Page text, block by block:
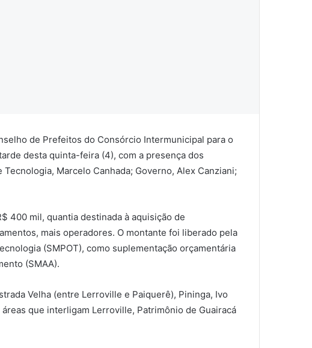
de Prefeitos do Consórcio Intermunicipal para o
desta quinta-feira (4), com a presença dos
Marcelo Canhada; Governo, Alex Canziani;
400 mil, quantia destinada à aquisição de
mais operadores. O montante foi liberado pela
(SMPOT), como suplementação orçamentária
(SMAA).
Velha (entre Lerroville e Paiquerê), Pininga, Ivo
que interligam Lerroville, Patrimônio de Guairacá